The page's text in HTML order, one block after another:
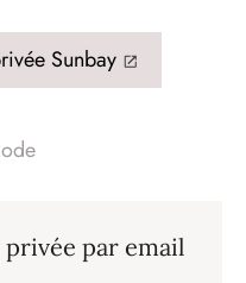
Sunbay
privée par email